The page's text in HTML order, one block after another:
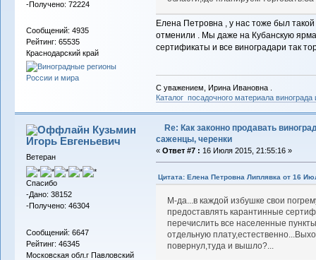
-Получено: 72224
Сообщений: 4935
Рейтинг: 65535
Краснодарский край
Елена Петровна , у нас тоже был
отменили . Мы даже на Кубанскую
сертификаты и все виноградари так
С уважением, Ирина Ивановна .
Каталог посадочного материала
Кузьмин
Игорь Евгеньевич
Ветеран
Спасибо
-Дано: 38152
-Получено: 46304
Сообщений: 6647
Рейтинг: 46345
Московская обл.г Павловский
Re: Как законно продавать
саженцы, черенки
« Ответ #7 : 16 Июля 2015, 21:55:16 »
Цитата: Елена Петровна Липлявка от 16
М-да...в каждой избушке свои
предоставлять карантинные
перечислить все населенные
отдельную
повернул,туда и вышло?...